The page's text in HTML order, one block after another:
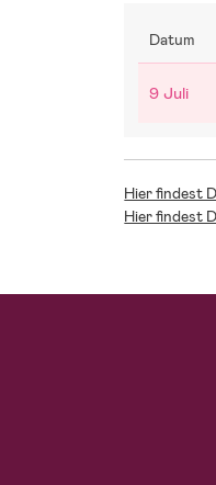
Datum
9 Juli
Hier findest
Hier findest